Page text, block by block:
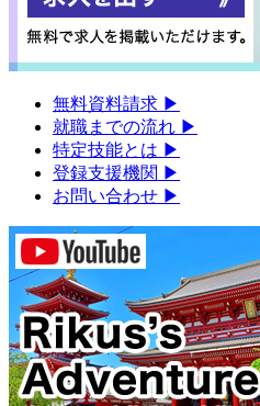
無料資料請求 ▶︎
就職までの流れ ▶︎
特定技能とは ▶︎
登録支援機関 ▶︎
お問い合わせ ▶︎